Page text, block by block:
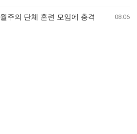
주의 단체 훈련 모임에 충격 08.06